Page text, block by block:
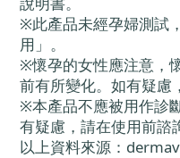
※此產品未經孕婦測試
用」。
※懷孕的女性應注意，
前有所變化。如有疑慮
※本產品不應被用作診
有疑慮，請在使用前諮
以上資料來源：